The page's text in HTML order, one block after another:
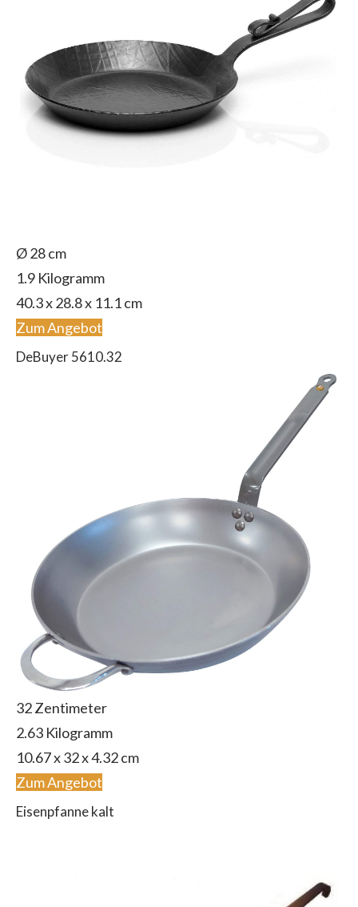
Ø 28 cm
1.9 Kilogramm
‎40.3 x 28.8 x 11.1 cm
Zum Angebot
DeBuyer 5610.32
32 Zentimeter
2.63 Kilogramm
‎10.67 x 32 x 4.32 cm
Zum Angebot
Eisenpfanne kalt